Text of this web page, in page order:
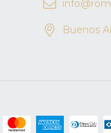
Buenos